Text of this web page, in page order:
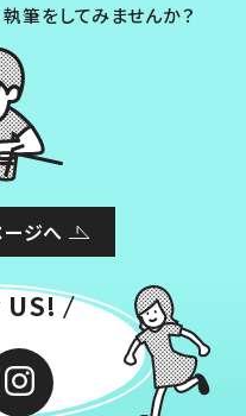
筆をしてみませんか？
ジへ
US!